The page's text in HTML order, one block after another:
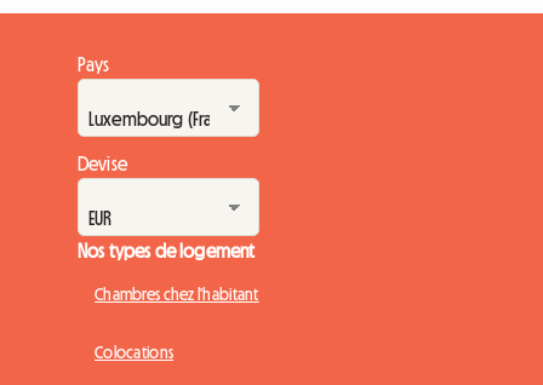
Pays
Devise
Nos types de logement
Chambres chez l'habitant
Colocations